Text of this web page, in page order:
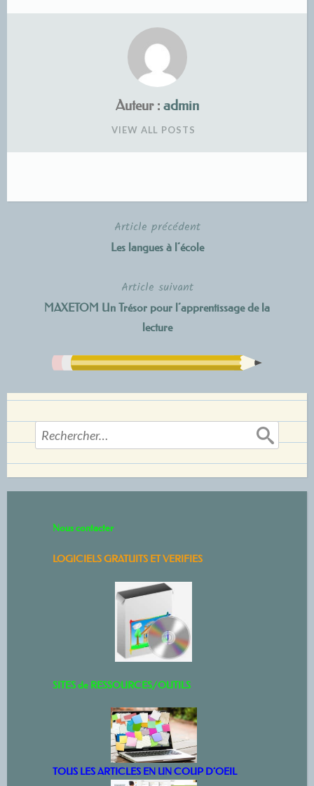
Auteur : admin
VIEW ALL POSTS
Article précédent
Les langues à l’école
Article suivant
MAXETOM Un Trésor pour l’apprentissage de la
lecture
Rechercher :
Nous contacter
LOGICIELS GRATUITS ET VERIFIES
SITES de RESSOURCES/OUTILS
TOUS LES ARTICLES EN UN COUP D’OEIL